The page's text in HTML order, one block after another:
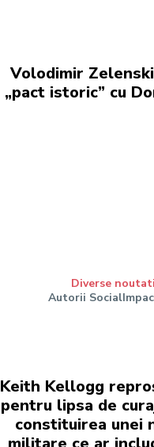
Volodimir
„pact istoric” cu
Diverse noutati
Autorii
Keith Kellogg
pentru lipsa de
constituirea unei